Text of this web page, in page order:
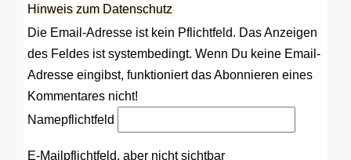
Hinweis zum Datenschutz
Die Email-Adresse ist kein Pflichtfeld. Das Anzeigen
des Feldes ist systembedingt. Wenn Du keine Email-
Adresse eingibst, funktioniert das Abonnieren eines
Kommentares nicht!
Namepflichtfeld
E-Mail pflichtfeld, aber nicht sichtbar